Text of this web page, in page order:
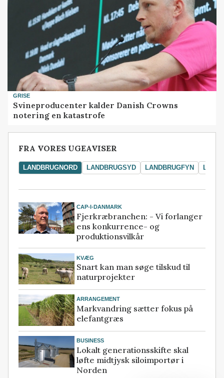
GRISE
Svineproducenter kalder Danish Crowns
notering en katastrofe
FRA VORES UGEAVISER
LANDBRUGNORD LANDBRUGSYD LANDBRUGFYN
CAP-I-DANMARK
Fjerkræbranchen: - Vi forlanger
ens konkurrence- og
produktionsvilkår
KVÆG
Snart kan man søge tilskud til
naturprojekter
ARRANGEMENT
Markvandring sætter fokus på
elefantgræs
BUSINESS
Lokalt generationsskifte skal
løfte midtjysk siloimportør i
Norden